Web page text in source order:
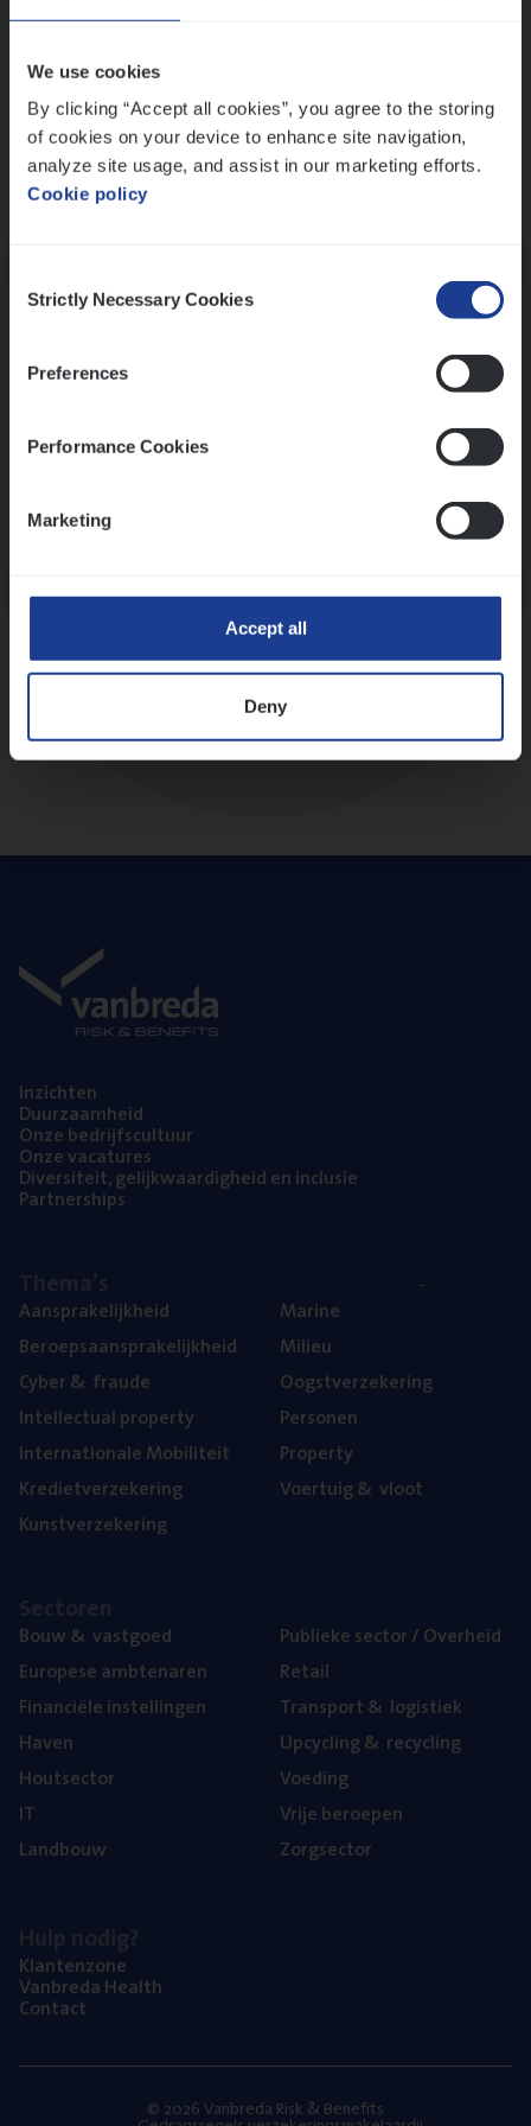
We use cookies
By clicking “Accept all cookies”, you agree to the storing
of cookies on your device to enhance site navigation,
analyze site usage, and assist in our marketing efforts.
Cookie policy
Selection
Strictly Necessary Cookies
Preferences
Performance Cookies
Marketing
Accept all
Deny
Inzich­ten
Duur­zaam­heid
Onze bedrijfs­cul­tuur
Onze vaca­tu­res
Diver­si­teit, gelijk­waar­dig­heid en inclusie
Part­ner­ships
Aan­spra­ke­lijk­heid
Beroeps­aan­spra­ke­lijk­heid
Cyber& fraude
Intel­lec­tu­al property
Inter­na­ti­o­na­le Mobiliteit
Kre­diet­ver­ze­ke­ring
Kunst­ver­ze­ke­ring
Mari­ne
Mili­eu
Oogst­ver­ze­ke­ring
Per­so­nen
Pro­per­ty
Voer­tuig& vloot
Bouw& vastgoed
Euro­pe­se ambtenaren
Finan­ci­ë­le instellingen
Haven
Hout­sec­tor
IT
Land­bouw
Publie­ke sec­tor / Overheid
Retail
Trans­port& logistiek
Upcy­cling& recycling
Voe­ding
Vrije beroe­pen
Zorg­sec­tor
Klan­ten­zo­ne
Van­b­re­da Health
Con­tact
© 2026 Vanbreda Risk & Benefits